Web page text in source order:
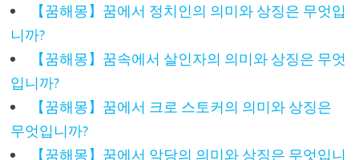
【꿈해몽】꿈에서 정치인의 의미와 상징은 무엇입
니까?
【꿈해몽】꿈속에서 살인자의 의미와 상징은 무엇
입니까?
【꿈해몽】꿈에서 크로 스토커의 의미와 상징은
무엇입니까?
【꿈해몽】꿈에서 악당의 의미와 상징은 무엇입니